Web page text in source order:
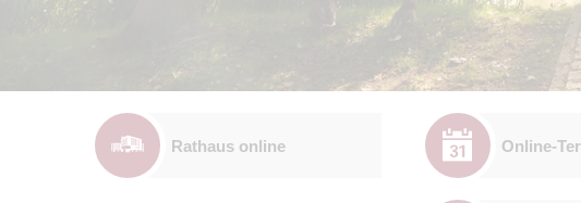
Rathaus online Online-